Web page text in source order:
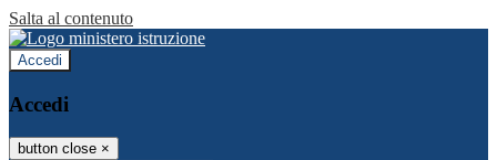
Salta al contenuto
Accedi
Accedi
button close ×